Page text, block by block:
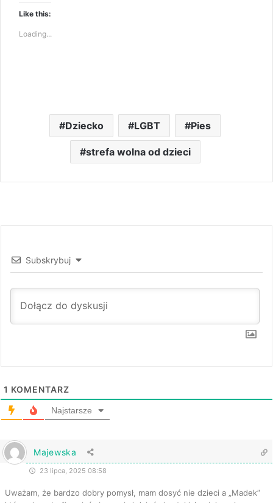
Like this:
Loading...
Dziecko LGBT Pies
strefa wolna od dzieci
Subskrybuj
1 KOMENTARZ
Najstarsze
Majewska
23 lipca, 2025 08:58
Uważam, że bardzo dobry pomysł, mam dosyć nie dzieci a „Madek”